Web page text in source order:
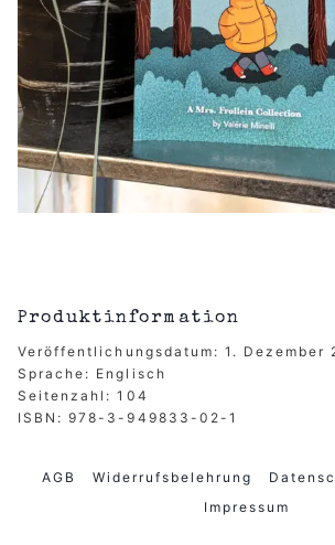
Produktinformation
Veröffentlichungsdatum: 1. Dezember
Sprache: Englisch
Seitenzahl: 104
ISBN: 978-3-949833-02-1
AGB Widerrufsbelehrung
Impressum